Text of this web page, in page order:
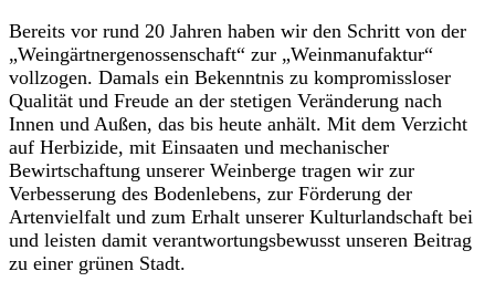
Bereits vor rund 20 Jahren haben wir den Schritt von der
„Weingärtnergenossenschaft“ zur „Weinmanufaktur“
vollzogen. Damals ein Bekenntnis zu kompromissloser
Qualität und Freude an der stetigen Veränderung nach
Innen und Außen, das bis heute anhält. Mit dem Verzicht
auf Herbizide, mit Einsaaten und mechanischer
Bewirtschaftung unserer Weinberge tragen wir zur
Verbesserung des Bodenlebens, zur Förderung der
Artenvielfalt und zum Erhalt unserer Kulturlandschaft bei
und leisten damit verantwortungsbewusst unseren Beitrag
zu einer grünen Stadt.